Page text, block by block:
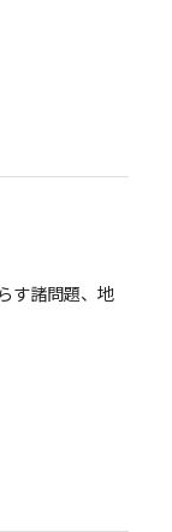
す諸問題、地